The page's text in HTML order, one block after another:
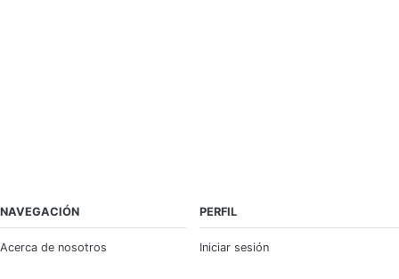
NAVEGACIÓN
Acerca de nosotros
PERFIL
Iniciar sesión